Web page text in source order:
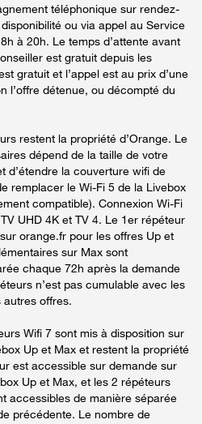
téléphonique sur rendez-
ou via appel au Service
à 20h. Le temps d’attente avant
est gratuit depuis les
gratuit et l’appel est au prix d’une
l’offre détenue, ou décompté du
restent la propriété d’Orange. Le
dépend de la taille de votre
d’étendre la couverture wifi de
remplacer le Wi-Fi 5 de la Livebox
compatible). Connexion Wi-Fi
UHD 4K et TV 4. Le 1er répéteur
orange.fr pour les offres Up et
sur Max sont
chaque 72h après la demande
n’est pas cumulable avec les
offres.
Wifi 7 sont mis à disposition sur
Up et Max et restent la propriété
est accessible sur demande sur
Up et Max, et les 2 répéteurs
accessibles de manière séparée
précédente. Le nombre de